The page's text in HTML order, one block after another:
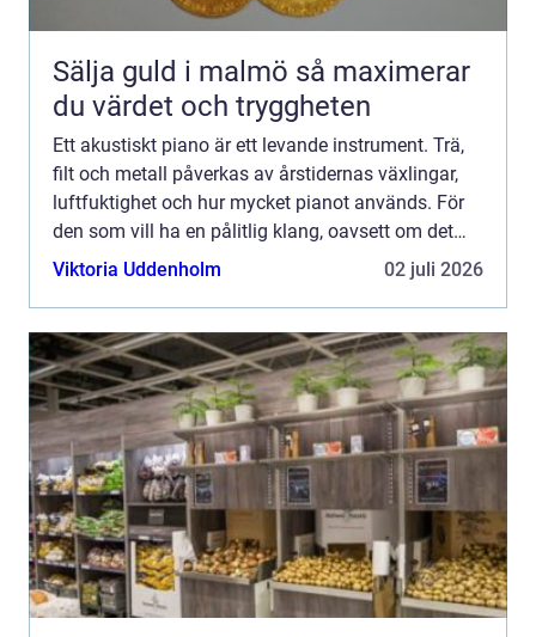
Sälja guld i malmö så maximerar
du värdet och tryggheten
Ett akustiskt piano är ett levande instrument. Trä,
filt och metall påverkas av årstidernas växlingar,
luftfuktighet och hur mycket pianot används. För
den som vill ha en pålitlig klang, oavsett om det
handlar om vardagsspel, undervisning eller konse...
Viktoria Uddenholm 02 juli 2026